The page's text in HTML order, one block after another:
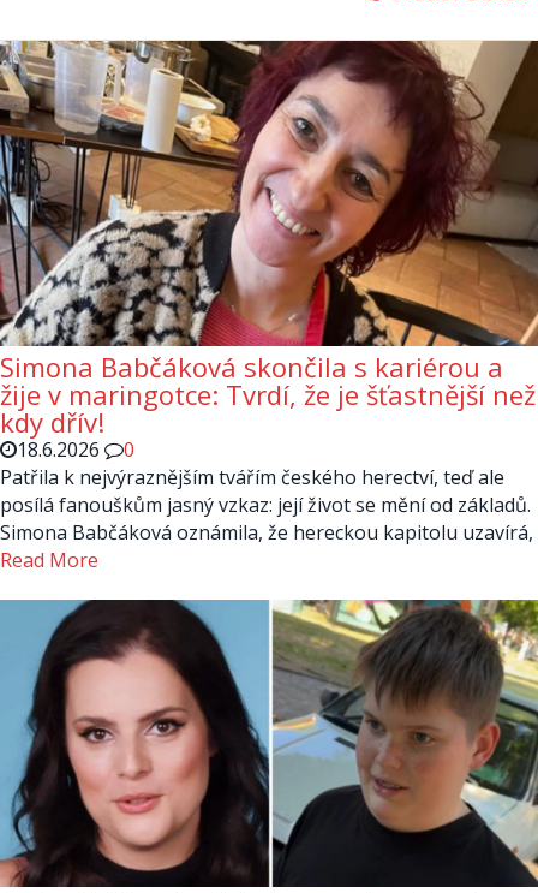
Simona Babčáková skončila s kariérou a
žije v maringotce: Tvrdí, že je šťastnější než
kdy dřív!
18.6.2026
0
Patřila k nejvýraznějším tvářím českého herectví, teď ale
posílá fanouškům jasný vzkaz: její život se mění od základů.
Simona Babčáková oznámila, že hereckou kapitolu uzavírá,
Read More